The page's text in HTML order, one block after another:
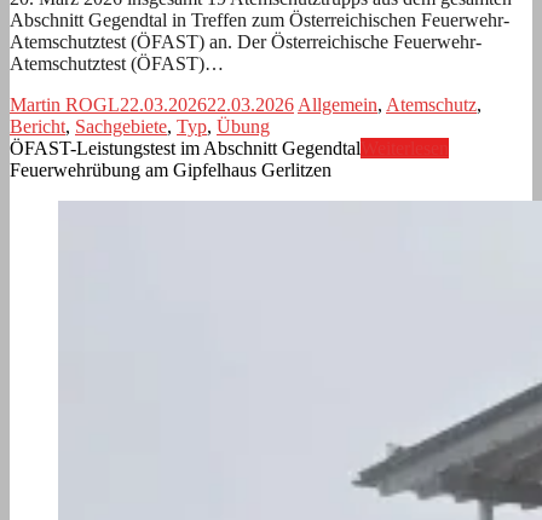
Abschnitt Gegendtal in Treffen zum Österreichischen Feuerwehr-
Atemschutztest (ÖFAST) an. Der Österreichische Feuerwehr-
Atemschutztest (ÖFAST)…
Martin ROGL22.03.202622.03.2026 Allgemein, Atemschutz,
Bericht, Sachgebiete, Typ, Übung
ÖFAST-Leistungstest im Abschnitt Gegendtal
Feuerwehrübung am Gipfelhaus Gerlitzen